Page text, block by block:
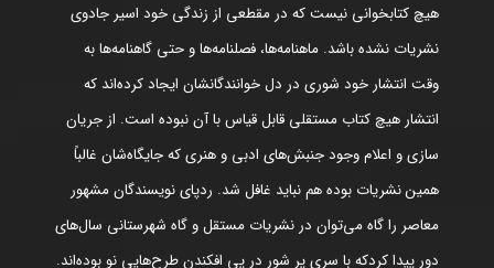
هیچ کتابخوانی نیست که در مقطعی از زندگی خود اسیر جادوی
نشریات نشده باشد. ماهنامه‌ها، فصلنامه‌ها و حتی گاهنامه‌ها به
وقت انتشار خود شوری در دل خوانندگانشان ایجاد کرده‌اند که
انتشار هیچ کتاب مستقلی قابل قیاس با آن نبوده است. از جریان
سازی و اعلام وجود جنبش‌های ادبی و هنری که جایگاه‌شان غالباً
همین نشریات بوده هم نباید غافل شد. ردپای نویسندگان مشهور
معاصر را گاه می‌توان در نشریات مستقل و گاه شهرستانی سال‌های
دور پیدا کردکه با سری پر شور در پی افکندن طرح‌هایی نو بوده‌اند.